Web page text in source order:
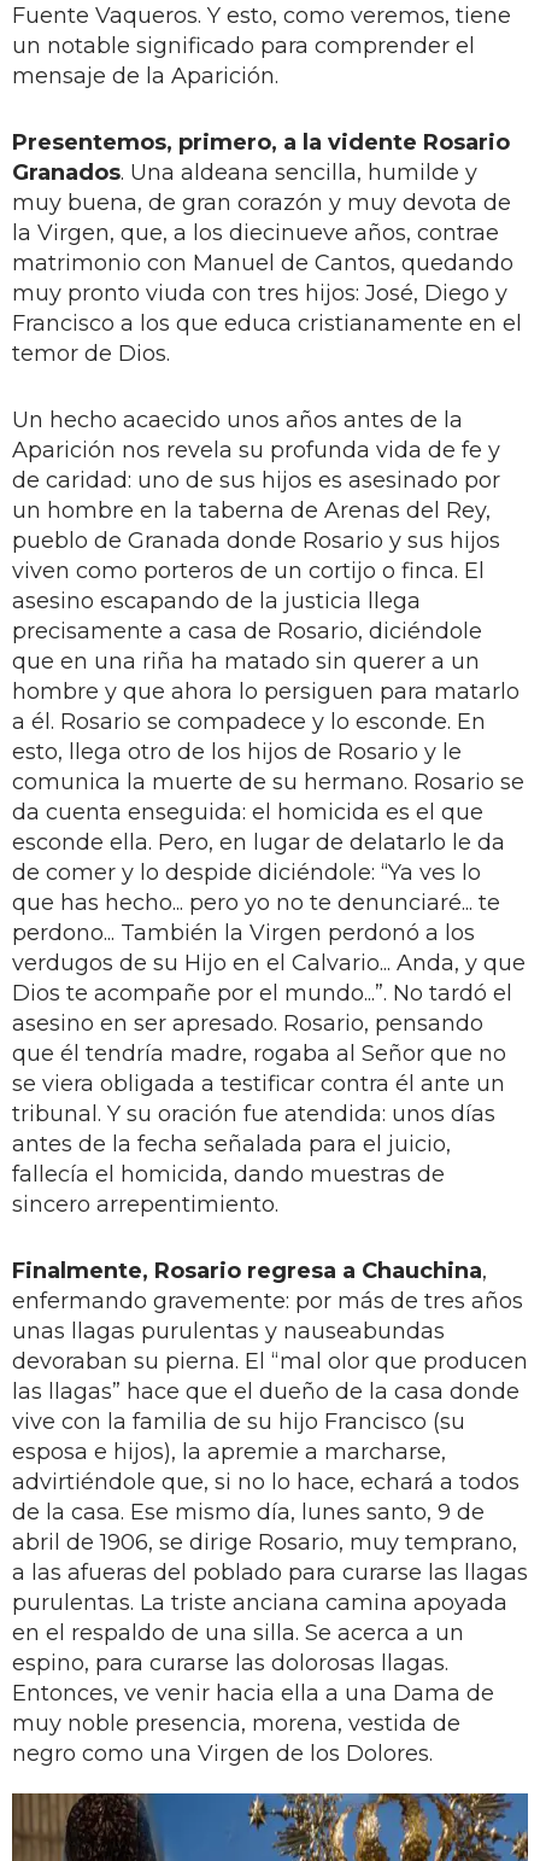
Fuente Vaqueros. Y esto, como veremos, tiene
un notable significado para comprender el
mensaje de la Aparición.
Presentemos, primero, a la vidente Rosario
Granados. Una aldeana sencilla, humilde y
muy buena, de gran corazón y muy devota de
la Virgen, que, a los diecinueve años, contrae
matrimonio con Manuel de Cantos, quedando
muy pronto viuda con tres hijos: José, Diego y
Francisco a los que educa cristianamente en el
temor de Dios.
Un hecho acaecido unos años antes de la
Aparición nos revela su profunda vida de fe y
de caridad: uno de sus hijos es asesinado por
un hombre en la taberna de Arenas del Rey,
pueblo de Granada donde Rosario y sus hijos
viven como porteros de un cortijo o finca. El
asesino escapando de la justicia llega
precisamente a casa de Rosario, diciéndole
que en una riña ha matado sin querer a un
hombre y que ahora lo persiguen para matarlo
a él. Rosario se compadece y lo esconde. En
esto, llega otro de los hijos de Rosario y le
comunica la muerte de su hermano. Rosario se
da cuenta enseguida: el homicida es el que
esconde ella. Pero, en lugar de delatarlo le da
de comer y lo despide diciéndole: “Ya ves lo
que has hecho... pero yo no te denunciaré... te
perdono... También la Virgen perdonó a los
verdugos de su Hijo en el Calvario... Anda, y que
Dios te acompañe por el mundo...”. No tardó el
asesino en ser apresado. Rosario, pensando
que él tendría madre, rogaba al Señor que no
se viera obligada a testificar contra él ante un
tribunal. Y su oración fue atendida: unos días
antes de la fecha señalada para el juicio,
fallecía el homicida, dando muestras de
sincero arrepentimiento.
Finalmente, Rosario regresa a Chauchina,
enfermando gravemente: por más de tres años
unas llagas purulentas y nauseabundas
devoraban su pierna. El “mal olor que producen
las llagas” hace que el dueño de la casa donde
vive con la familia de su hijo Francisco (su
esposa e hijos), la apremie a marcharse,
advirtiéndole que, si no lo hace, echará a todos
de la casa. Ese mismo día, lunes santo, 9 de
abril de 1906, se dirige Rosario, muy temprano,
a las afueras del poblado para curarse las llagas
purulentas. La triste anciana camina apoyada
en el respaldo de una silla. Se acerca a un
espino, para curarse las dolorosas llagas.
Entonces, ve venir hacia ella a una Dama de
muy noble presencia, morena, vestida de
negro como una Virgen de los Dolores.